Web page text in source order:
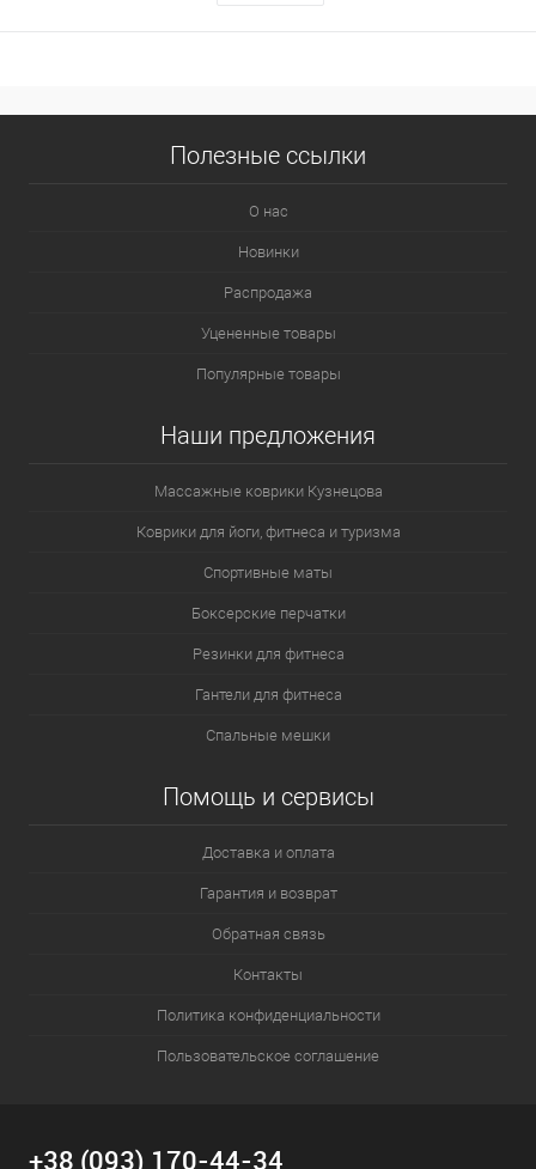
Полезные ссылки
О нас
Новинки
Распродажа
Уцененные товары
Популярные товары
Наши предложения
Массажные коврики Кузнецова
Коврики для йоги, фитнеса и туризма
Спортивные маты
Боксерские перчатки
Резинки для фитнеса
Гантели для фитнеса
Спальные мешки
Помощь и сервисы
Доставка и оплата
Гарантия и возврат
Обратная связь
Контакты
Политика конфиденциальности
Пользовательское соглашение
+38 (093) 170-44-34